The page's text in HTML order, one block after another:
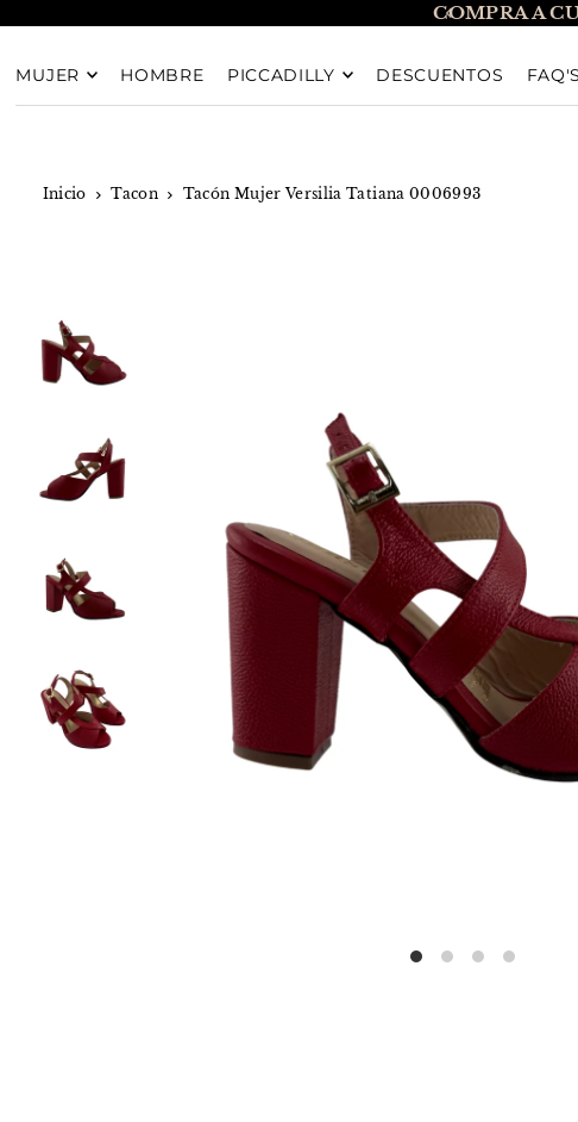
TRANSLATION MISSING:
COMPRA A
MUJER HOMBRE PICCADILLY DESCUENTOS FAQ'S
Inicio Tacon Tacón Mujer Versilia Tatiana 0006993